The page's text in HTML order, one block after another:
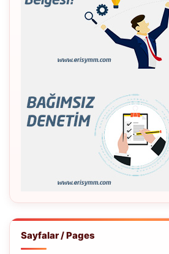
Sayfalar / Pages